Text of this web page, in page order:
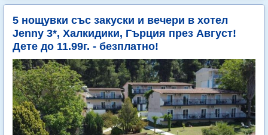
5 нощувки със закуски и вечери в хотел
Jenny 3*, Халкидики, Гърция през Август!
Дете до 11.99г. - безплатно!